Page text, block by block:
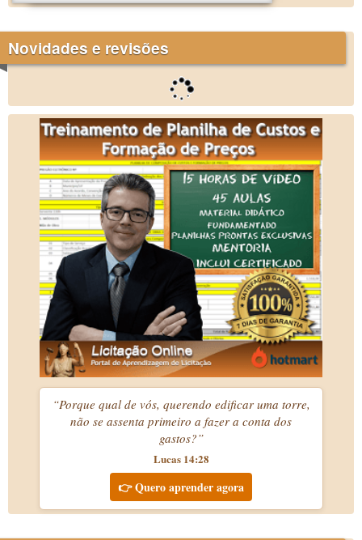
Novidades e revisões
“Porque qual de vós, querendo edificar uma torre,
não se assenta primeiro a fazer a conta dos
gastos?”
Lucas 14:28
👉 Quero aprender agora